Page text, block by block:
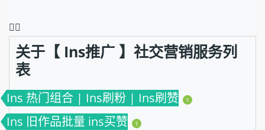
❤️‍🔥
关于【 Ins推广 】社交营销服务列
表
Ins 热门组合 | Ins刷粉 | Ins刷赞 1
Ins 旧作品批量 ins买赞 1